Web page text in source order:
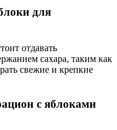
для
отдавать
сахара, таким как
свежие и крепкие
с яблоками